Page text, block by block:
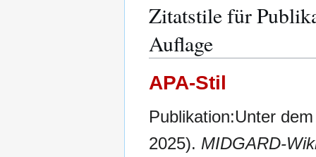
Zitatstile für
Auflage
APA-Stil
Publikation:Unter
2025). MIDGARD-